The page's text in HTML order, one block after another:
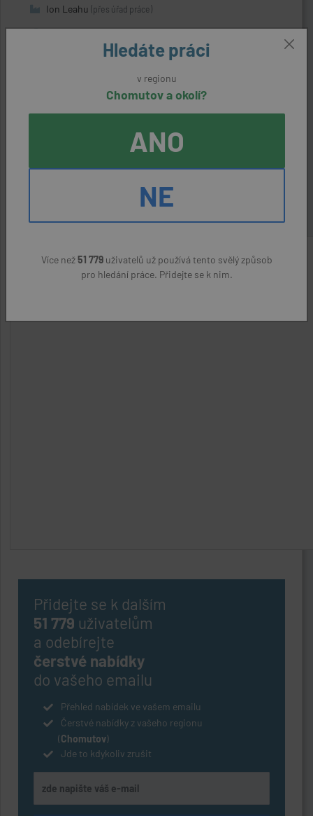
Ion Leahu (přes úřad práce)
Montéři vrat
aktivní nabídka
Hledáte práci
v regionu
Chomutov a okolí?
ANO
NE
Více než51 779uživatelů už používá tento svělý způsob
pro hledání práce. Přidejte se k nim.
Přidejte se k dalším
51 779 uživatelům
a odebírejte
čerstvé nabídky
do vašeho emailu
Přehled nabídek ve vašem emailu
Čerstvé nabídky z vašeho regionu
(Chomutov)
Jde to kdykoliv zrušit